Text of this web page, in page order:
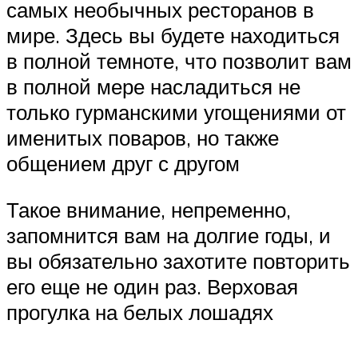
самых необычных ресторанов в
мире. Здесь вы будете находиться
в полной темноте, что позволит вам
в полной мере насладиться не
только гурманскими угощениями от
именитых поваров, но также
общением друг с другом
Такое внимание, непременно,
запомнится вам на долгие годы, и
вы обязательно захотите повторить
его еще не один раз. Верховая
прогулка на белых лошадях